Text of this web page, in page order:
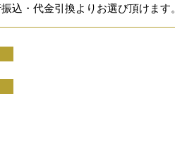
込・代金引換よりお選び頂けます。